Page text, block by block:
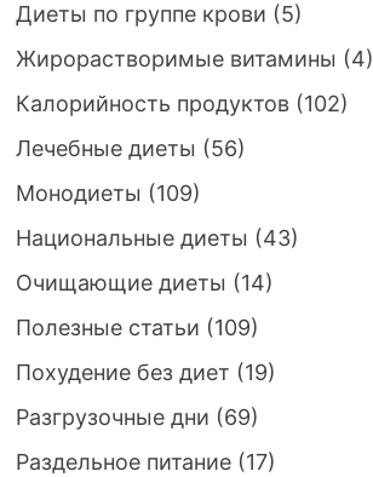
Диеты по группе крови (5)
Жирорастворимые витамины (4)
Калорийность продуктов(102)
Лечебные диеты (56)
Монодиеты (109)
Национальные диеты (43)
Очищающие диеты (14)
Полезные статьи (109)
Похудение без диет (19)
Разгрузочные дни (69)
Раздельное питание(17)